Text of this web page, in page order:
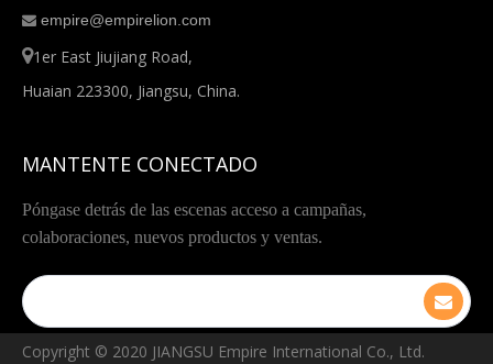
 empire@empirelion.com
1er East Jiujiang Road,
Huaian 223300, Jiangsu, China.
MANTENTE CONECTADO
Póngase detrás de las escenas acceso a campañas,
colaboraciones, nuevos productos y ventas.
Copyright © ️2020 JIANGSU Empire International Co., Ltd.